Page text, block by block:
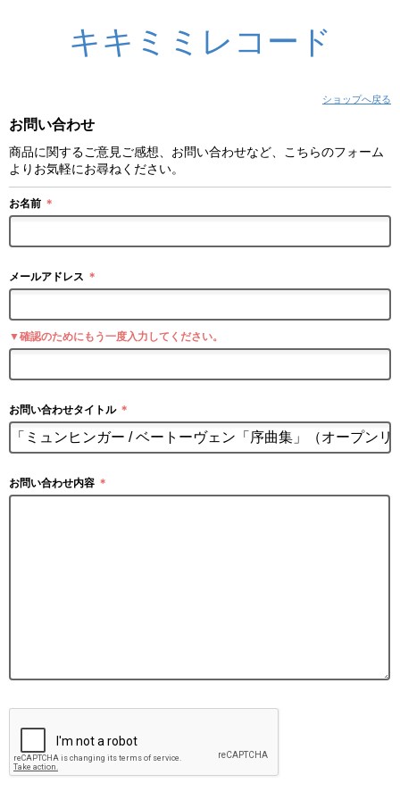
キキミミレコード
ショップへ戻る
お問い合わせ
商品に関するご意見ご感想、お問い合わせなど、こちらのフォーム
よりお気軽にお尋ねください。
お名前 ＊
メールアドレス ＊
▼確認のためにもう一度入力してください。
お問い合わせタイトル ＊
お問い合わせ内容 ＊